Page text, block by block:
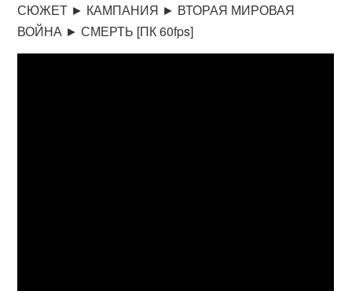
СЮЖЕТ ► КАМПАНИЯ ► ВТОРАЯ МИРОВАЯ
ВОЙНА ► СМЕРТЬ [ПК 60fps]